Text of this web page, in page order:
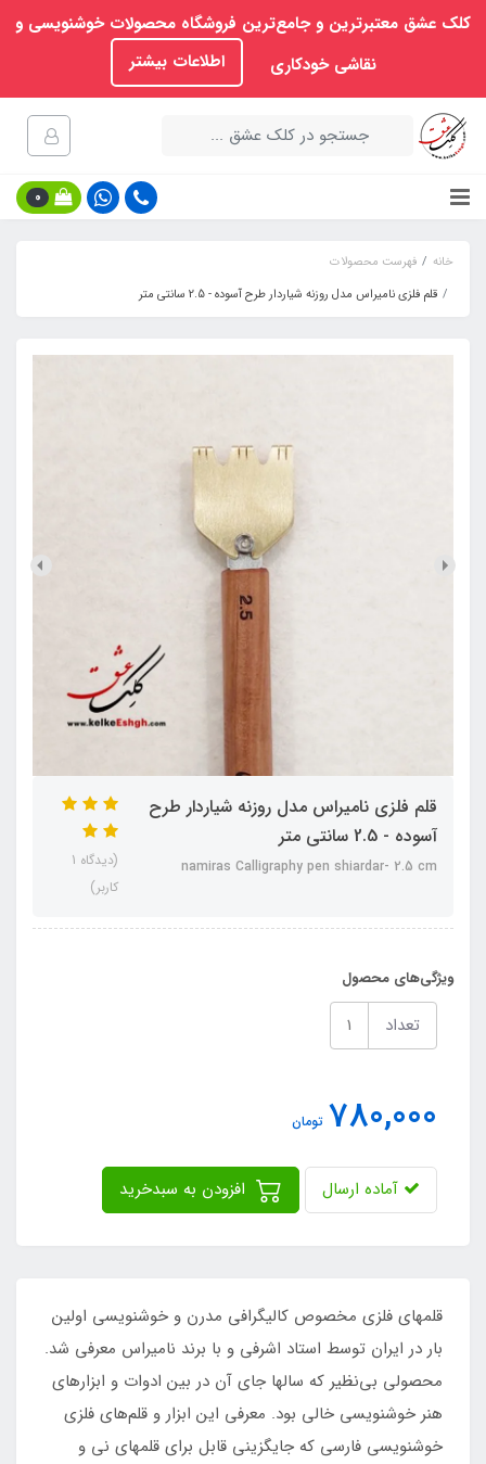
کلک عشق معتبرترین و جامع‌ترین فروشگاه محصولات خوشنویسی و
نقاشی خودکاری
اطلاعات بیشتر
0
خانه
فهرست محصولات
قلم فلزی نامیراس مدل روزنه شیاردار طرح آسوده - 2.5 سانتی متر
قلم فلزی نامیراس مدل روزنه شیاردار طرح
آسوده - 2.5 سانتی متر
namiras Calligraphy pen shiardar- 2.5 cm
(دیدگاه 1
کاربر)
ویژگی‌های محصول
تعداد
780,000 تومان
آماده ارسال
قلمهای فلزی مخصوص کالیگرافی مدرن و خوشنویسی اولین
بار در ایران توسط استاد اشرفی و با برند نامیراس معرفی شد.
محصولی بی‌نظیر که سالها جای آن در بین ادوات و ابزارهای
هنر خوشنویسی خالی بود. معرفی این ابزار و قلم‌های فلزی
خوشنویسی فارسی که جایگزینی قابل برای قلمهای نی و